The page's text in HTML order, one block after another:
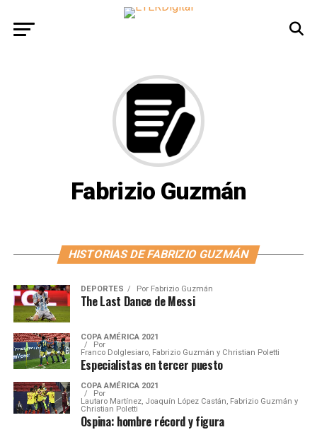
Fabrizio Guzmán
HISTORIAS DE FABRIZIO GUZMÁN
DEPORTES Por Fabrizio Guzmán
The Last Dance de Messi
COPA AMÉRICA 2021
Por
Franco Dolglesiaro, Fabrizio Guzmán y Christian Poletti
Especialistas en tercer puesto
COPA AMÉRICA 2021
Por
Lautaro Martínez, Joaquín López Castán, Fabrizio Guzmán y
Christian Poletti
Ospina: hombre récord y figura